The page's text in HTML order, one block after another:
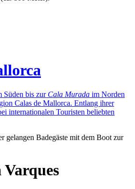
Süden bis zur Cala Murada im Norden
Calas de Mallorca. Entlang ihrer
internationalen Touristen beliebten
gelangen Badegäste mit dem Boot zur